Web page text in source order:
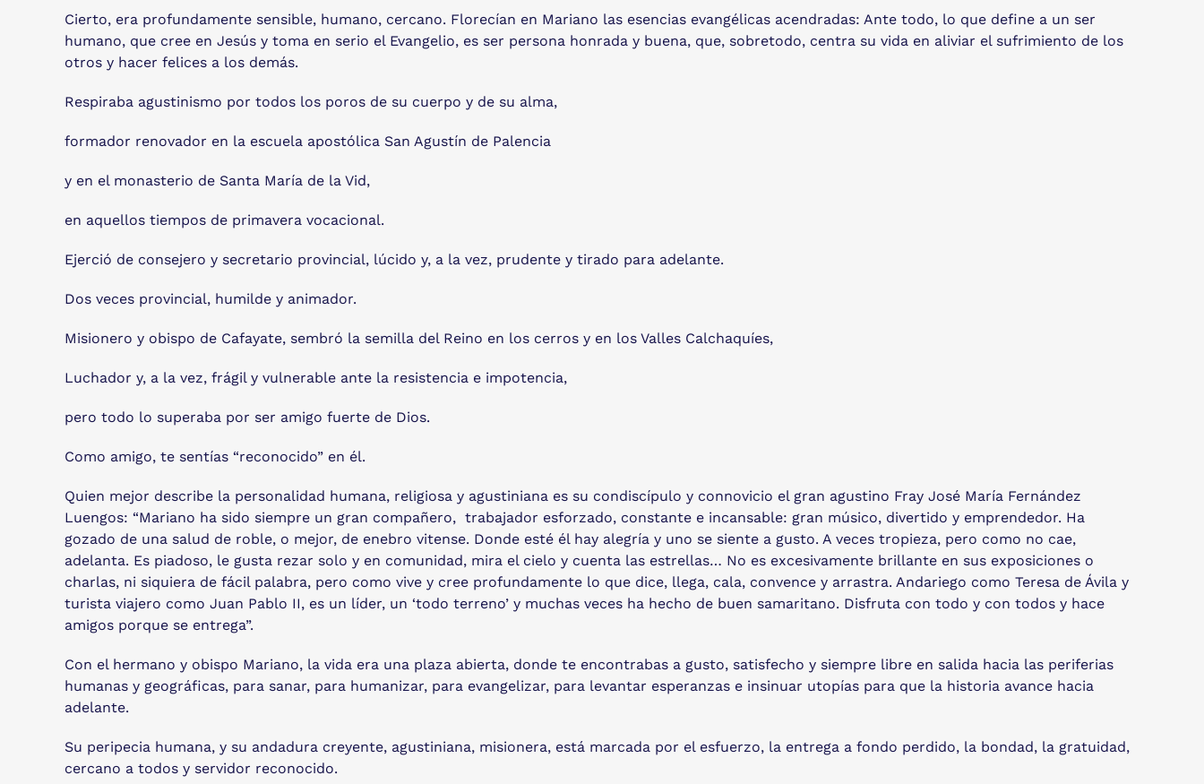
Cierto, era profundamente sensible, humano, cercano. Florecían en Mariano las esencias evangélicas acendradas: Ante todo, lo que define a un ser
humano, que cree en Jesús y toma en serio el Evangelio, es ser persona honrada y buena, que, sobretodo, centra su vida en aliviar el sufrimiento de los
otros y hacer felices a los demás.
Respiraba agustinismo por todos los poros de su cuerpo y de su alma,
formador renovador en la escuela apostólica San Agustín de Palencia
y en el monasterio de Santa María de la Vid,
en aquellos tiempos de primavera vocacional.
Ejerció de consejero y secretario provincial, lúcido y, a la vez, prudente y tirado para adelante.
Dos veces provincial, humilde y animador.
Misionero y obispo de Cafayate, sembró la semilla del Reino en los cerros y en los Valles Calchaquíes,
Luchador y, a la vez, frágil y vulnerable ante la resistencia e impotencia,
pero todo lo superaba por ser amigo fuerte de Dios.
Como amigo, te sentías “reconocido” en él.
Quien mejor describe la personalidad humana, religiosa y agustiniana es su condiscípulo y connovicio el gran agustino Fray José María Fernández
Luengos: “Mariano ha sido siempre un gran compañero, trabajador esforzado, constante e incansable: gran músico, divertido y emprendedor. Ha
gozado de una salud de roble, o mejor, de enebro vitense. Donde esté él hay alegría y uno se siente a gusto. A veces tropieza, pero como no cae,
adelanta. Es piadoso, le gusta rezar solo y en comunidad, mira el cielo y cuenta las estrellas… No es excesivamente brillante en sus exposiciones o
charlas, ni siquiera de fácil palabra, pero como vive y cree profundamente lo que dice, llega, cala, convence y arrastra. Andariego como Teresa de Ávila y
turista viajero como Juan Pablo II, es un líder, un ‘todo terreno’ y muchas veces ha hecho de buen samaritano. Disfruta con todo y con todos y hace
amigos porque se entrega”.
Con el hermano y obispo Mariano, la vida era una plaza abierta, donde te encontrabas a gusto, satisfecho y siempre libre en salida hacia las periferias
humanas y geográficas, para sanar, para humanizar, para evangelizar, para levantar esperanzas e insinuar utopías para que la historia avance hacia
adelante.
Su peripecia humana, y su andadura creyente, agustiniana, misionera, está marcada por el esfuerzo, la entrega a fondo perdido, la bondad, la gratuidad,
cercano a todos y servidor reconocido.